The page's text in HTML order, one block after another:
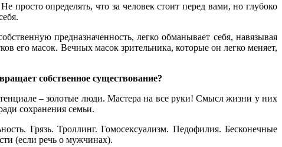
просто определять, что за человек стоит перед вами, но глубоко
предназначенность, легко обманывает себя, навязывая
его масок. Вечных масок зрительника, которые он легко меняет,
собственное существование?
– золотые люди. Мастера на все руки! Смысл жизни у них
сохранения семьи.
Грязь. Троллинг. Гомосексуализм. Педофилия. Бесконечные
(если речь о мужчинах).